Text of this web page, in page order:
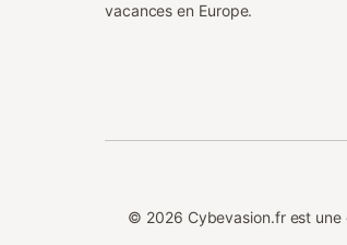
vacances en Europe.
© 2026 Cybevasion.fr est